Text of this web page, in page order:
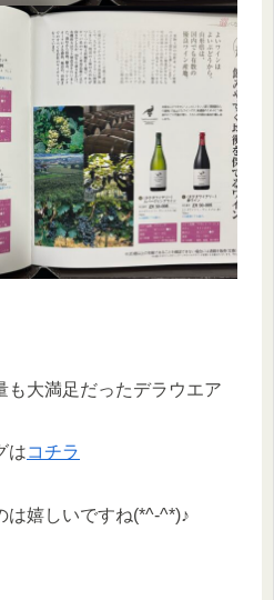
も大満足だったデラウエア
はコチラ
は嬉しいですね(*^-^*)♪